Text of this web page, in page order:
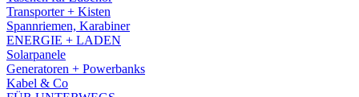
Transporter + Kisten
Spannriemen, Karabiner
ENERGIE + LADEN
Solarpanele
Generatoren + Powerbanks
Kabel & Co